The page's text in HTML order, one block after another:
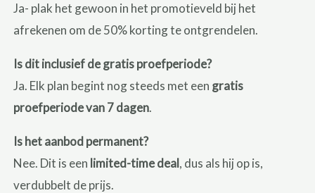
Ja- plak het gewoon in het promotieveld bij het
afrekenen om de 50% korting te ontgrendelen.
Is dit inclusief de gratis proefperiode?
Ja. Elk plan begint nog steeds met een gratis
proefperiode van 7 dagen.
Is het aanbod permanent?
Nee. Dit is een limited-time deal, dus als hij op is,
verdubbelt de prijs.